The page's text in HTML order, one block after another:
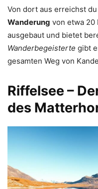
Von dort aus erreichst
Wanderung von etwa 20
ausgebaut und bietet
Wanderbegeisterte gibt
gesamten Weg von
Riffelsee –
des